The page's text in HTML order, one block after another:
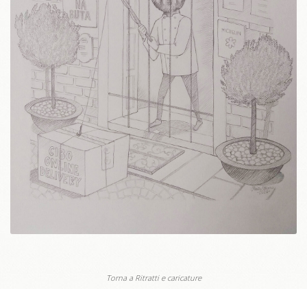
Torna a Ritratti e caricature